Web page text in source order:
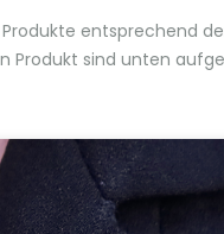
entsprechend
Produkt sind unten